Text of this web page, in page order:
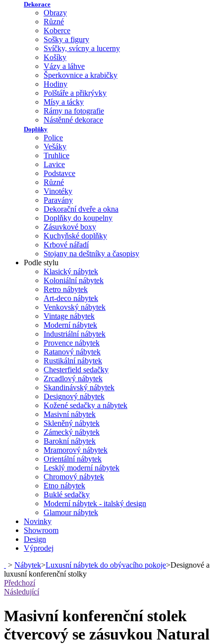
Dekorace
Obrazy
Různé
Koberce
Sošky a figury
Svíčky, svícny a lucerny
Košíky
Vázy a láhve
Šperkovnice a krabičky
Hodiny
Polštáře a přikrývky
Mísy a tácky
Rámy na fotografie
Nástěnné dekorace
Doplňky
Police
Vešáky
Truhlice
Lavice
Podstavce
Různé
Vinotéky
Paravány
Dekorační dveře a okna
Doplňky do koupelny
Zásuvkové boxy
Kuchyňské doplňky
Krbové nářadí
Stojany na deštníky a časopisy
Podle stylu
Klasický nábytek
Koloniální nábytek
Retro nábytek
Art-deco nábytek
Venkovský nábytek
Vintage nábytek
Moderní nábytek
Industriální nábytek
Provence nábytek
Ratanový nábytek
Rustikální nábytek
Chesterfield sedačky
Zrcadlový nábytek
Skandinávský nábytek
Designový nábytek
Kožené sedačky a nábytek
Masivní nábytek
Skleněný nábytek
Zámecký nábytek
Barokní nábytek
Mramorový nábytek
Orientální nábytek
Lesklý moderní nábytek
Chromový nábytek
Etno nábytek
Buklé sedačky
Moderní nábytek - italský design
Glamour nábytek
Novinky
Showroom
Design
Výprodej
> Nábytek>Luxusní nábytek do obývacího pokoje>Designové a
luxusní konferenční stolky
Předchozí
Následující
Masivní konferenční stolek
čtvercový se zásuvkou Natural